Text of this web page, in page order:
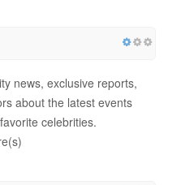
news, exclusive reports,
about the latest events
celebrities.